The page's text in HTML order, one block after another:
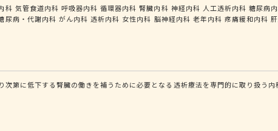
科 気管食道内科 呼吸器内科 循環器内科 腎臓内科 神経内科 人工透析内科 糖尿病
尿病・代謝内科 がん内科 透析内科 女性内科 脳神経内科 老年内科 疼痛緩和内科
次第に低下する腎臓の働きを補うために必要となる透析療法を専門的に取り扱う内